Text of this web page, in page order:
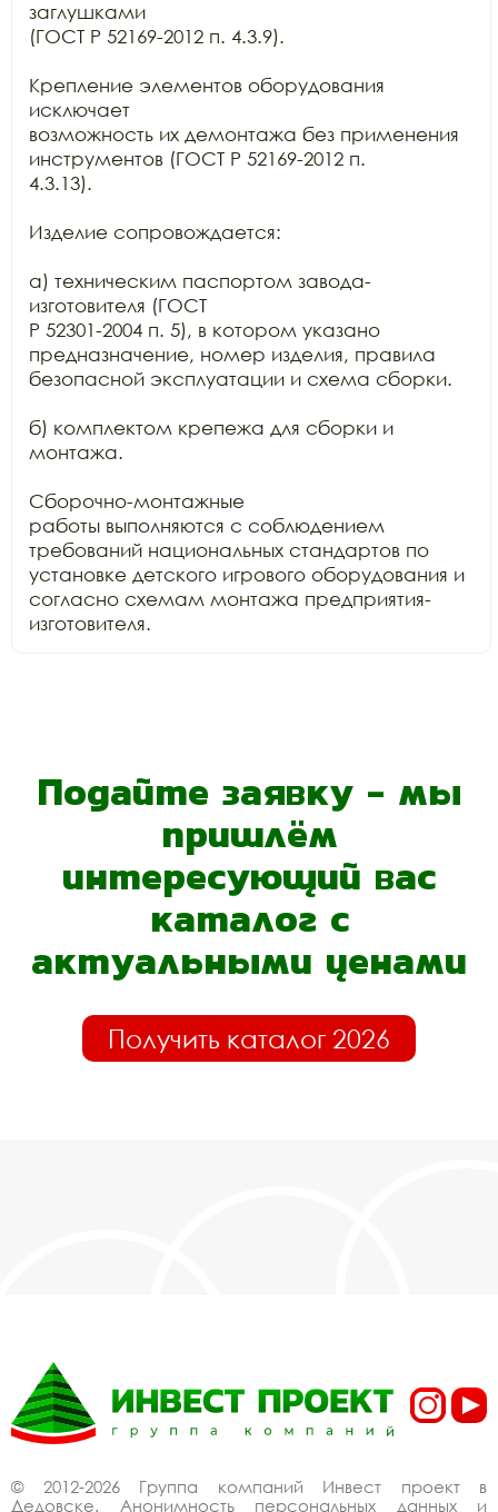
заглушками
(ГОСТ Р 52169-2012 п. 4.3.9).
Крепление элементов оборудования
исключает
возможность их демонтажа без применения
инструментов (ГОСТ Р 52169-2012 п.
4.3.13).
Изделие сопровождается:
а) техническим паспортом завода-
изготовителя (ГОСТ
Р 52301-2004 п. 5), в котором указано
предназначение, номер изделия, правила
безопасной эксплуатации и схема сборки.
б) комплектом крепежа для сборки и
монтажа.
Сборочно-монтажные
работы выполняются с соблюдением
требований национальных стандартов по
установке детского игрового оборудования и
согласно схемам монтажа предприятия-
изготовителя.
Подайте заявку - мы
пришлём
интересующий вас
каталог с
актуальными ценами
Получить каталог 2026
© 2012-2026 Группа компаний Инвест проект в
Дедовске. Анонимность персональных данных и